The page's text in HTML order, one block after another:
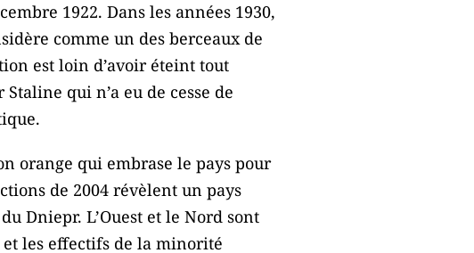
1922. Dans les années 1930,
comme un des berceaux de
est loin d’avoir éteint tout
qui n’a eu de cesse de
orange qui embrase le pays pour
de 2004 révèlent un pays
Dniepr. L’Ouest et le Nord sont
les effectifs de la minorité